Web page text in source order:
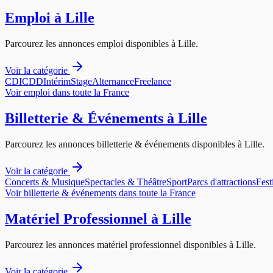
Emploi à Lille
Parcourez les annonces emploi disponibles à Lille.
Voir la catégorie
CDICDDIntérimStageAlternanceFreelance
Voiremploi dans toute la France
Billetterie & Événements à Lille
Parcourez les annonces billetterie & événements disponibles à Lille.
Voir la catégorie
Concerts & MusiqueSpectacles & ThéâtreSportParcs d'attractions
Voirbilletterie & événements dans toute la France
Matériel Professionnel à Lille
Parcourez les annonces matériel professionnel disponibles à Lille.